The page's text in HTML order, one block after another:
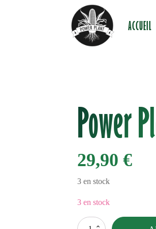
ACCUEIL
Power
29,90 €
3 en stock
3 en stock
quantité